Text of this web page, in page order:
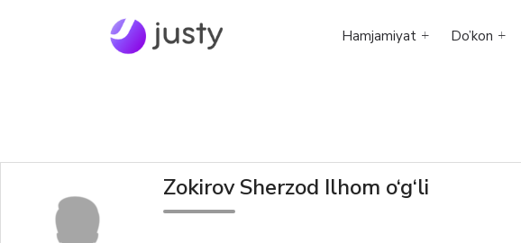
Hamjamiyat Do’kon
Zokirov Sherzod Ilhom o‘g‘li